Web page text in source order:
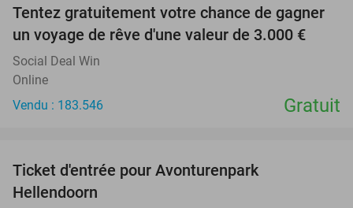
Tentez gratuitement votre chance de gagner
un voyage de rêve d'une valeur de 3.000 €
Social Deal Win
Online
Vendu : 183.546
Gratuit
Ticket d'entrée pour Avonturenpark
Hellendoorn